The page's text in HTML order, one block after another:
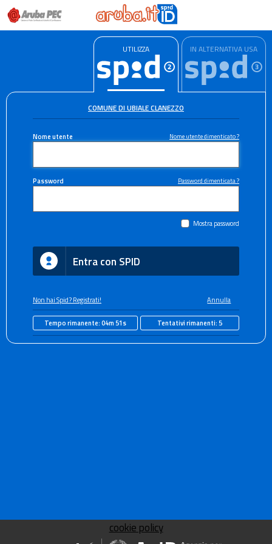
UTILIZZA IN ALTERNATIVA USA
COMUNE DI UBIALE CLANEZZO
Nome utente Nome utente dimenticato ?
Password Password dimenticata ?
Mostra password
Entra con SPID
Non hai Spid? Registrati! Annulla
Tempo rimanente:04m 50s Tentativi rimanenti:5
cookie policy